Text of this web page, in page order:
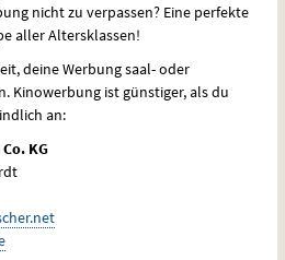
nicht zu verpassen? Eine perfekte
aller Altersklassen!
deine Werbung saal- oder
Kinowerbung ist günstiger, als du
an:
KG